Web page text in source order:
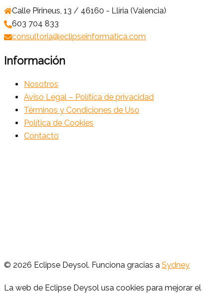
Calle Pirineus, 13 / 46160 - Llíria (Valencia)
603 704 833
consultoria@eclipseinformatica.com
Información
Nosotros
Aviso Legal – Política de privacidad
Términos y Condiciones de Uso
Política de Cookies
Contacto
© 2026 Eclipse Deysol. Funciona gracias a Sydney
La web de Eclipse Deysol usa cookies para mejorar el